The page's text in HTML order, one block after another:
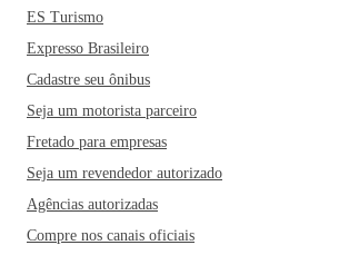
ES Turismo
Expresso Brasileiro
Cadastre seu ônibus
Seja um motorista parceiro
Fretado para empresas
Seja um revendedor autorizado
Agências autorizadas
Compre nos canais oficiais